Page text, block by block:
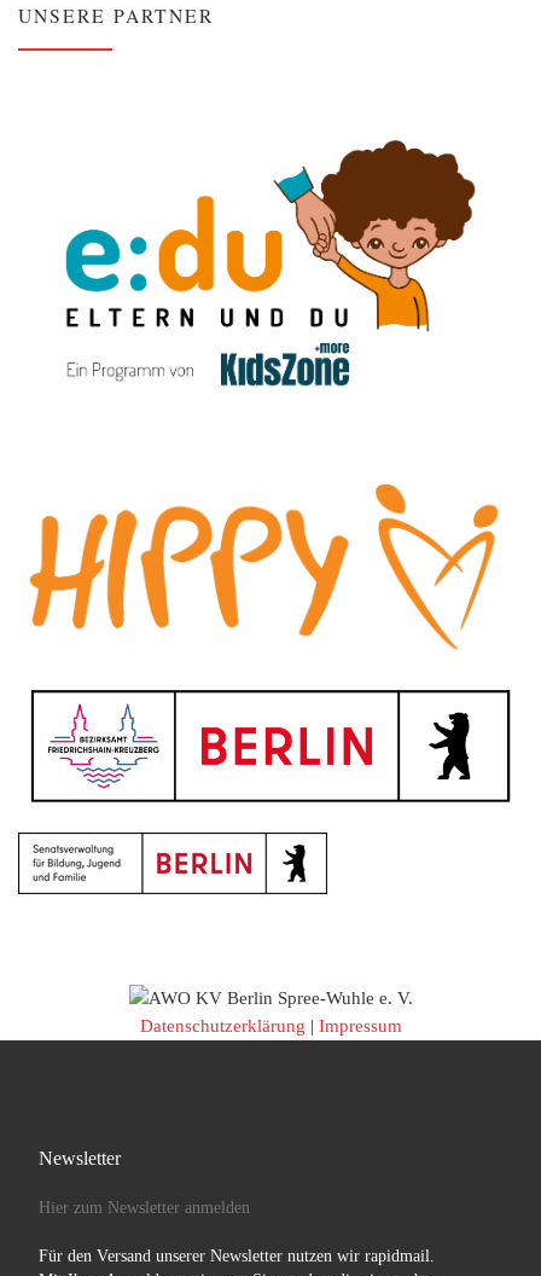
UNSERE PARTNER
Datenschutzerklärung | Impressum
Newsletter
Hier zum Newsletter anmelden
Für den Versand unserer Newsletter nutzen wir rapidmail.